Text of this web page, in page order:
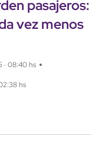
pasajeros:
vez menos
· 08:40 hs
hs